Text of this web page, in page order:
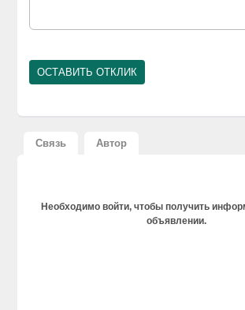
Связь Автор
Необходимо войти, чтобы получить
объявлении.